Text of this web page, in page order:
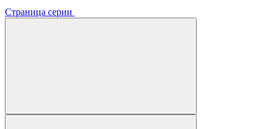
Страница серии